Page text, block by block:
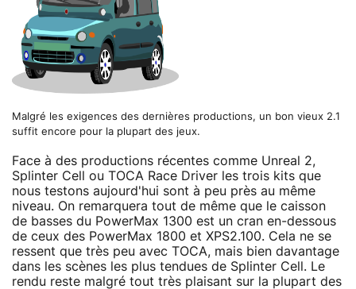
Malgré les exigences des dernières productions, un bon vieux 2.1
suffit encore pour la plupart des jeux.
Face à des productions récentes comme Unreal 2,
Splinter Cell ou TOCA Race Driver les trois kits que
nous testons aujourd'hui sont à peu près au même
niveau. On remarquera tout de même que le caisson
de basses du PowerMax 1300 est un cran en-dessous
de ceux des PowerMax 1800 et XPS2.100. Cela ne se
ressent que très peu avec TOCA, mais bien davantage
dans les scènes les plus tendues de Splinter Cell. Le
rendu reste malgré tout très plaisant sur la plupart des